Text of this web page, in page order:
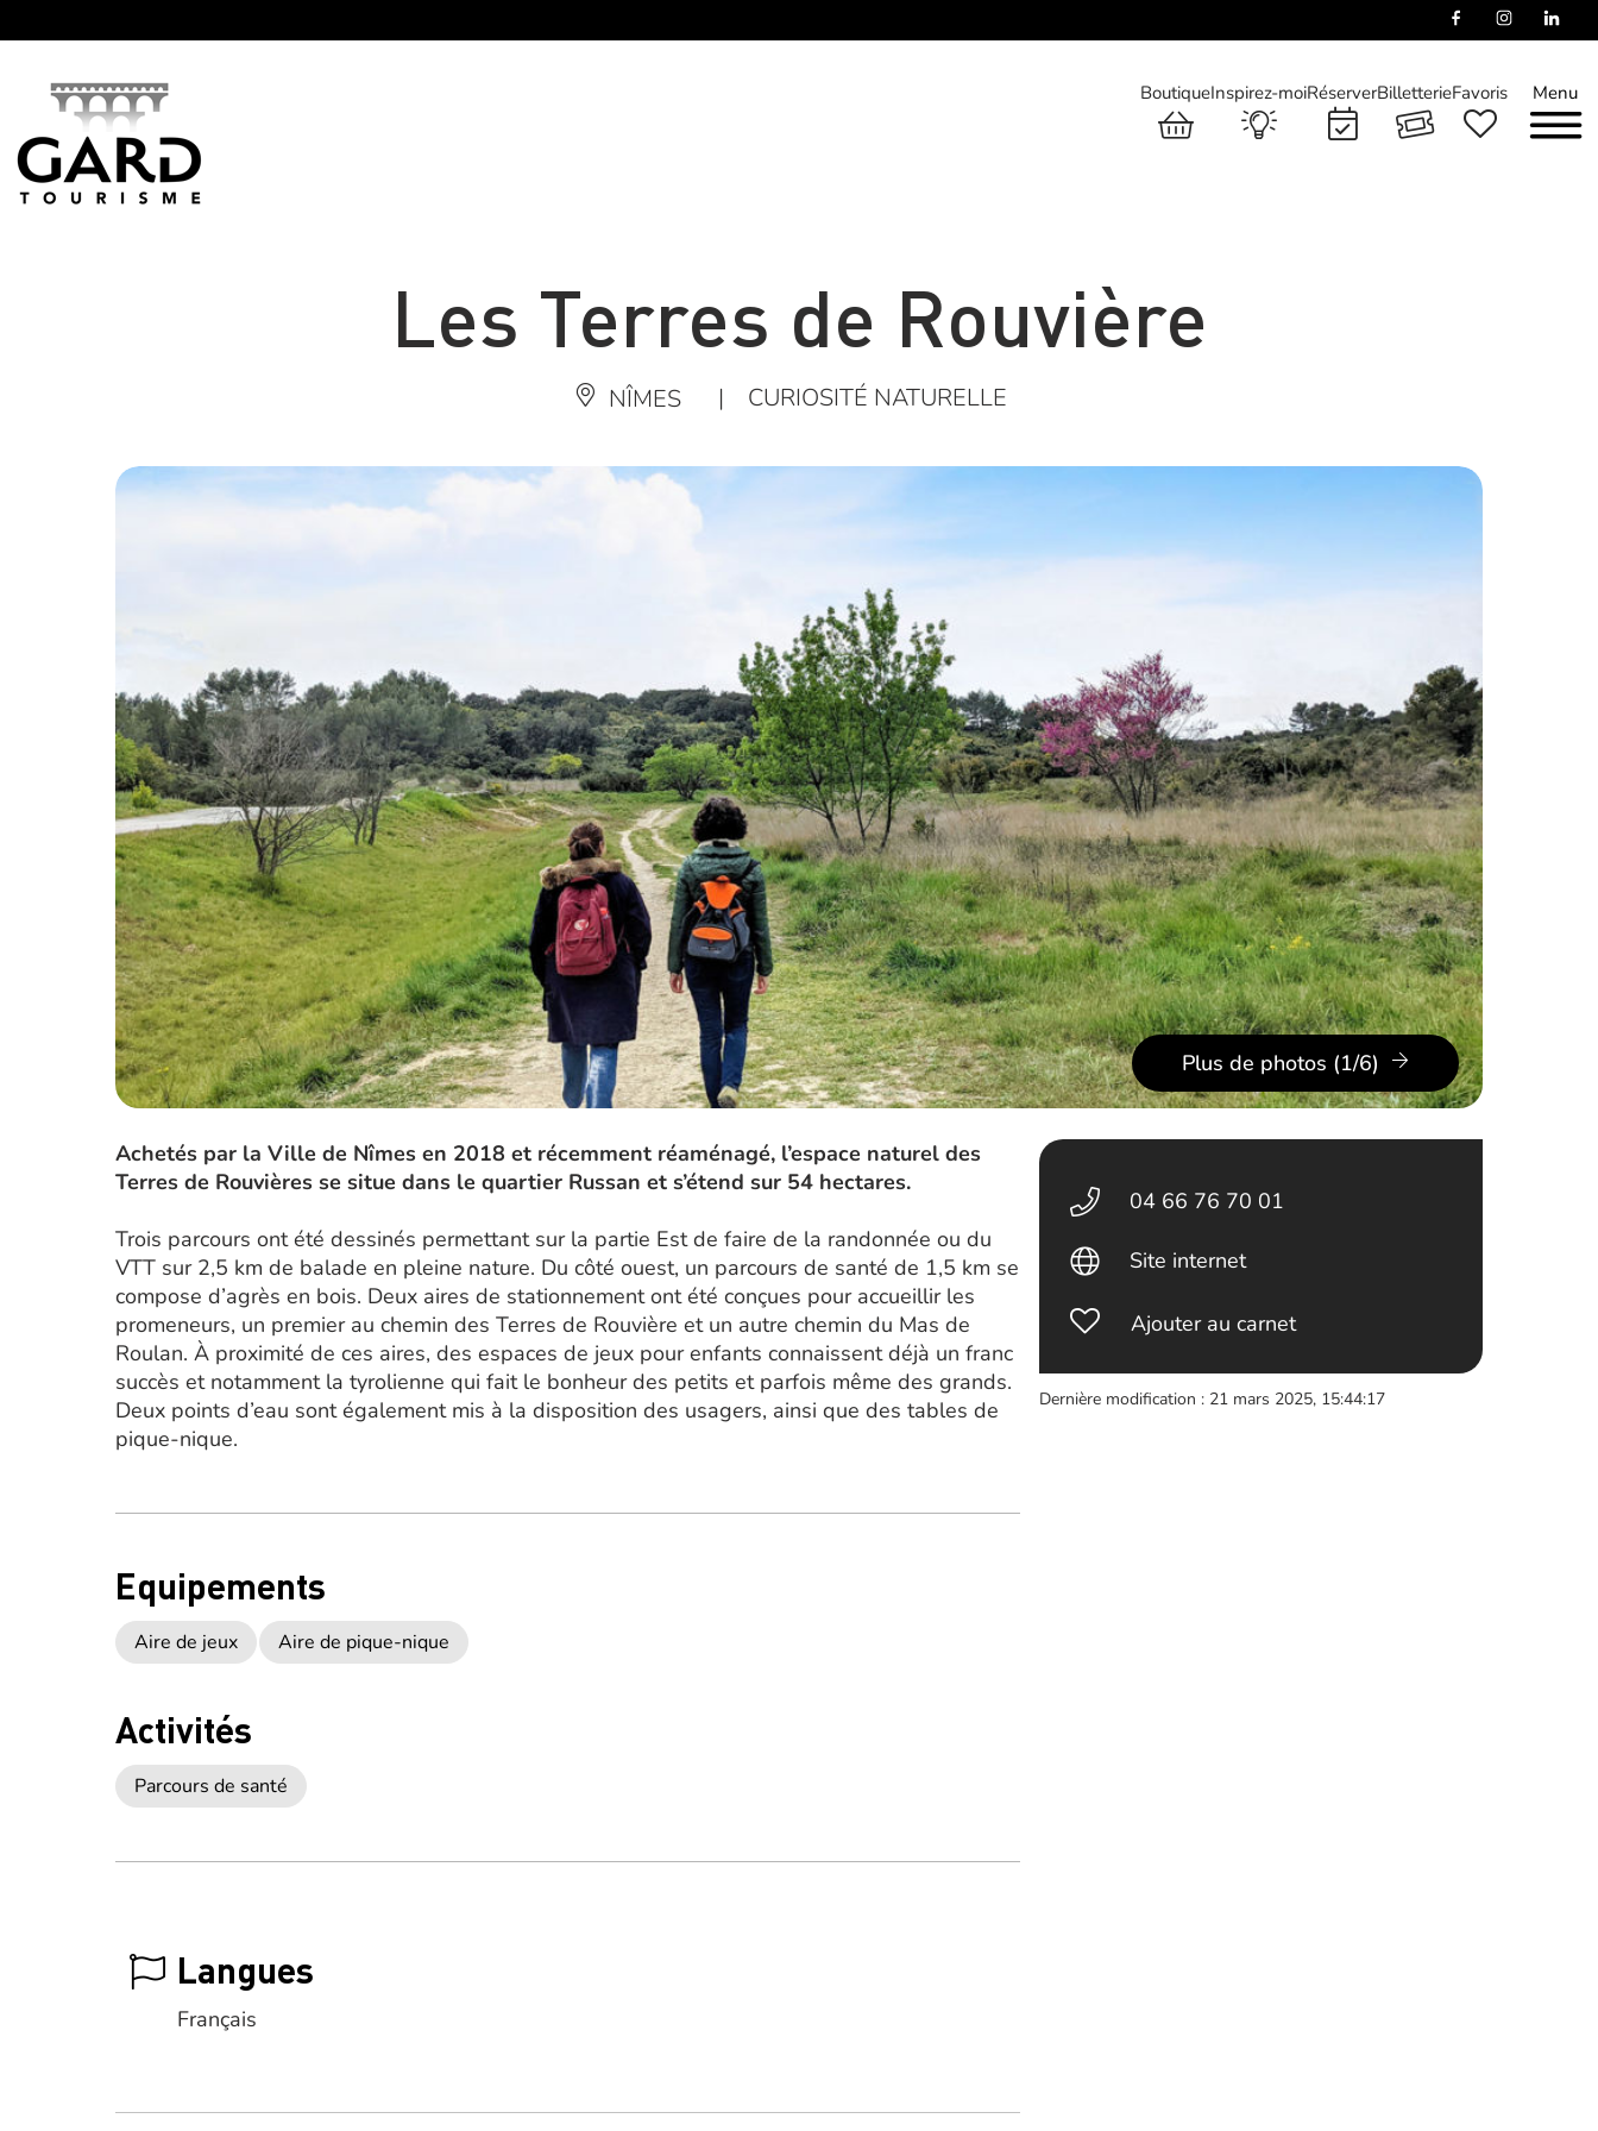
Menu
BoutiqueInspirez-moiRéserverBilletterieFavoris
Les Terres de Rouvière
NÎMES | CURIOSITÉ NATURELLE
Plus de photos (1/6)
Achetés par la Ville de Nîmes en 2018 et récemment réaménagé, l’espace naturel des
Terres de Rouvières se situe dans le quartier Russan et s’étend sur 54 hectares.
Trois parcours ont été dessinés permettant sur la partie Est de faire de la randonnée ou du
VTT sur 2,5 km de balade en pleine nature. Du côté ouest, un parcours de santé de 1,5 km se
compose d’agrès en bois. Deux aires de stationnement ont été conçues pour accueillir les
promeneurs, un premier au chemin des Terres de Rouvière et un autre chemin du Mas de
Roulan. À proximité de ces aires, des espaces de jeux pour enfants connaissent déjà un franc
succès et notamment la tyrolienne qui fait le bonheur des petits et parfois même des grands.
Deux points d’eau sont également mis à la disposition des usagers, ainsi que des tables de
pique-nique.
Equipements
Aire de jeux Aire de pique-nique
Activités
Parcours de santé
Langues
Français
04 66 76 70 01
Site internet
Ajouter au carnet
Dernière modification : 21 mars 2025, 15:44:17